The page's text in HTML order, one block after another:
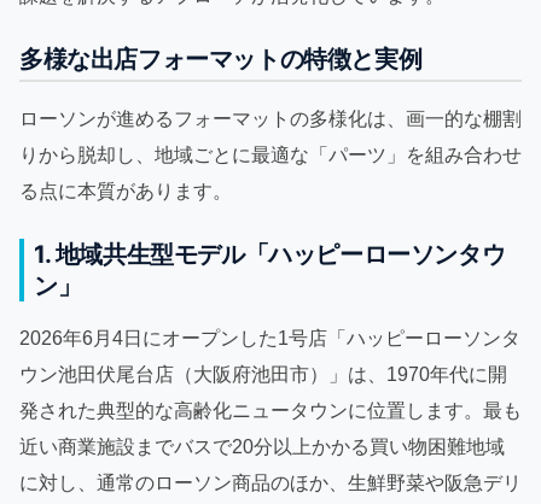
多様な出店フォーマットの特徴と実例
ローソンが進めるフォーマットの多様化は、画一的な棚割
りから脱却し、地域ごとに最適な「パーツ」を組み合わせ
る点に本質があります。
1. 地域共生型モデル「ハッピーローソンタウ
ン」
2026年6月4日にオープンした1号店「ハッピーローソンタ
ウン池田伏尾台店（大阪府池田市）」は、1970年代に開
発された典型的な高齢化ニュータウンに位置します。最も
近い商業施設までバスで20分以上かかる買い物困難地域
に対し、通常のローソン商品のほか、生鮮野菜や阪急デリ